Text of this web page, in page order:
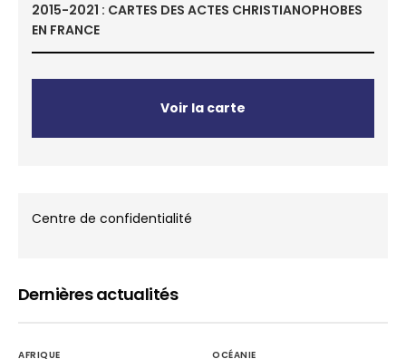
2015-2021 : CARTES DES ACTES CHRISTIANOPHOBES
EN FRANCE
Voir la carte
Centre de confidentialité
Dernières actualités
AFRIQUE OCÉANIE